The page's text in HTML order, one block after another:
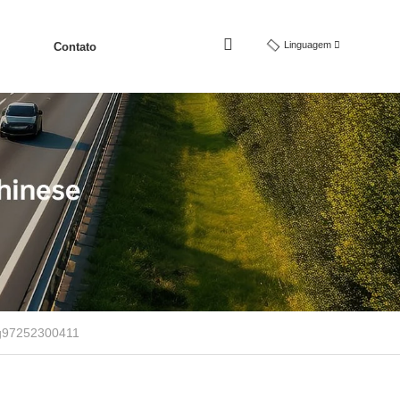
Contato Linguagem